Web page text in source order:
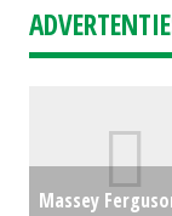
Massey